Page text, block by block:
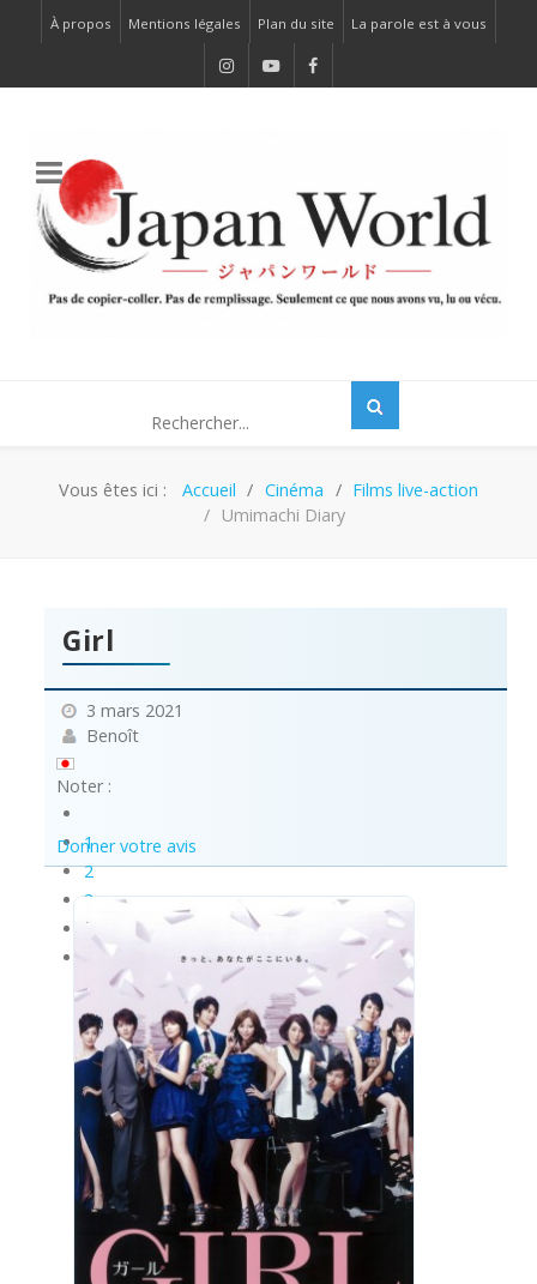
À propos Mentions légales Plan du site La parole est à vous
Vous êtes ici : Accueil Cinéma
Films live-action
Umimachi Diary
Girl
3 mars 2021
Benoît
Noter :
1
2
3
4
Donner votre avis